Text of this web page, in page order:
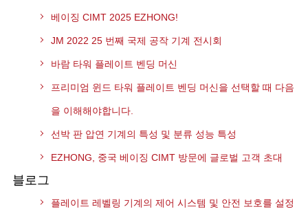
베이징 CIMT 2025 EZHONG!
JM 2022 25 번째 국제 공작 기계 전시회
바람 타워 플레이트 벤딩 머신
프리미엄 윈드 타워 플레이트 벤딩 머신을 선택할 때 다음
을 이해해야합니다.
선박 판 압연 기계의 특성 및 분류 성능 특성
EZHONG, 중국 베이징 CIMT 방문에 글로벌 고객 초대
블로그
플레이트 레벨링 기계의 제어 시스템 및 안전 보호를 설정